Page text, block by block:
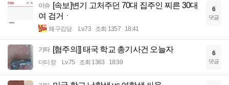
이슈 [속보]변기 고처주던 70대 집주인 찌른 30대
여 검거ㆍ
왜구김당 Lv.73 조회 1357 18:41
6
댓글
기타 [혐주의]] 태국 학교 총기사건 오늘자
더티장 Lv.75 조회 1363 18:39
6
댓글